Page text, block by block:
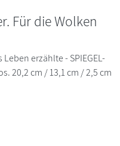
Für die Wolken
erzählte - SPIEGEL-
20,2 cm / 13,1 cm / 2,5 cm